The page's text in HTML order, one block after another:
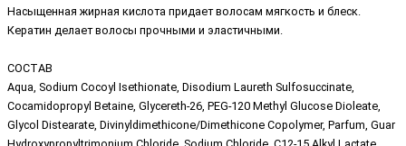
Насыщенная жирная кислота придает волосам мягкость и блеск.
Кератин делает волосы прочными и эластичными.
СОСТАВ
Aqua, Sodium Cocoyl Isethionate, Disodium Laureth Sulfosuccinate,
Cocamidopropyl Betaine, Glycereth-26, PEG-120 Methyl Glucose Dioleate,
Glycol Distearate, Divinyldimethicone/Dimethicone Copolymer, Parfum, Guar